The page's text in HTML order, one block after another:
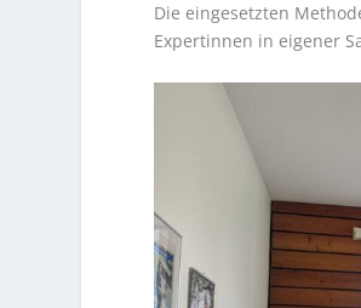
Die eingesetzten
Expertinnen in eigener